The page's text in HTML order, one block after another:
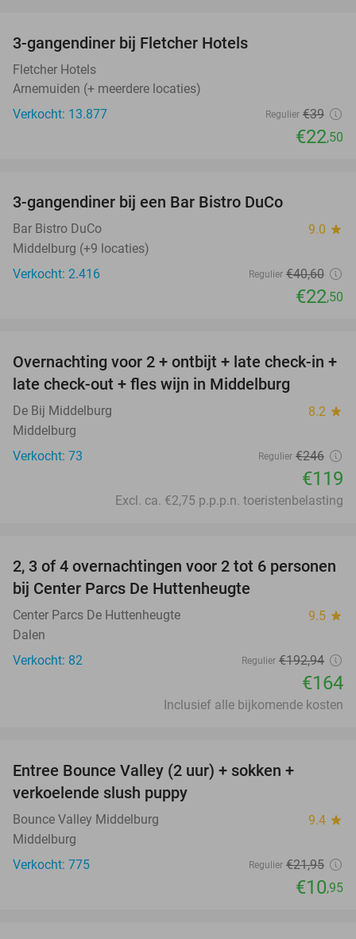
3-gangendiner bij Fletcher Hotels
Fletcher Hotels
Arnemuiden (+ meerdere locaties)
Verkocht: 13.877
Regulier €39
€22,50
3-gangendiner bij een Bar Bistro DuCo
Bar Bistro DuCo 9.0 star
Middelburg (+9 locaties)
Verkocht: 2.416
Regulier €40,60
€22,50
52%
Overnachting voor 2 + ontbijt + late check-in +
late check-out + fles wijn in Middelburg
De Bij Middelburg 8.2 star
Middelburg
Verkocht: 73
Regulier €246
€119
Excl. ca. €2,75 p.p.p.n. toeristenbelasting
15%
2, 3 of 4 overnachtingen voor 2 tot 6 personen
bij Center Parcs De Huttenheugte
Center Parcs De Huttenheugte 9.5 star
Dalen
Verkocht: 82
Regulier €192,94
€164
Inclusief alle bijkomende kosten
Entree Bounce Valley (2 uur) + sokken +
verkoelende slush puppy
Bounce Valley Middelburg 9.4 star
Middelburg
Verkocht: 775
Regulier €21,95
€10,95